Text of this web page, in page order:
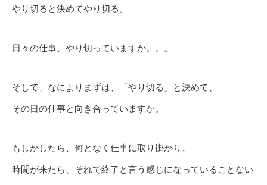
やり切ると決めてやり切る。
日々の仕事、やり切っていますか。。。
そして、なによりまずは、「やり切る」と決めて、
その日の仕事と向き合っていますか。
もしかしたら、何となく仕事に取り掛かり、
時間が来たら、それで終了と言う感じになっていることない